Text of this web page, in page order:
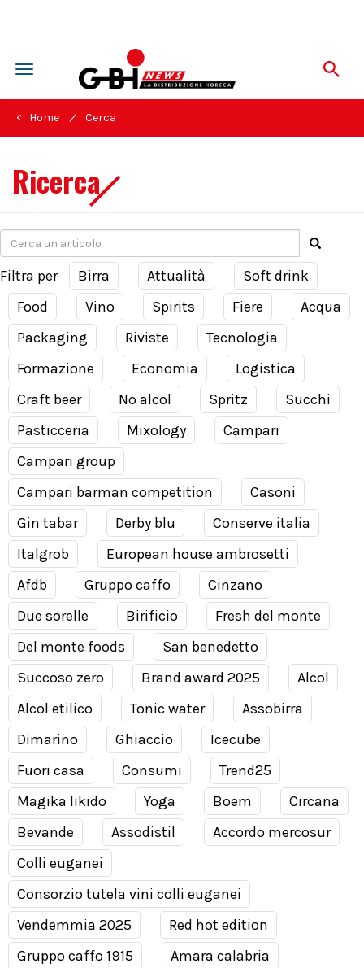
Toggle
navigation
< Home / Cerca
Ricerca
Filtra per Birra Attualità
Soft drink
Food
Vino Spirits Fiere
Acqua
Packaging
Riviste
Tecnologia
Formazione
Economia
Logistica
Craft beer
No alcol Spritz
Succhi
Pasticceria
Mixology
Campari
Campari group
Campari barman competition
Casoni
Gin tabar
Derby blu
Conserve italia
Italgrob
European house ambrosetti
Afdb
Gruppo caffo
Cinzano
Due sorelle
Birificio
Fresh del monte
Del monte foods
San benedetto
Succoso zero
Brand award 2025
Alcol
Alcol etilico
Tonic water
Assobirra
Dimarino
Ghiaccio
Icecube
Fuori casa
Consumi
Trend25
Magika likido
Yoga Boem
Circana
Bevande
Assodistil
Accordo mercosur
Colli euganei
Consorzio tutela vini colli euganei
Vendemmia 2025
Red hot edition
Gruppo caffo 1915
Amara calabria